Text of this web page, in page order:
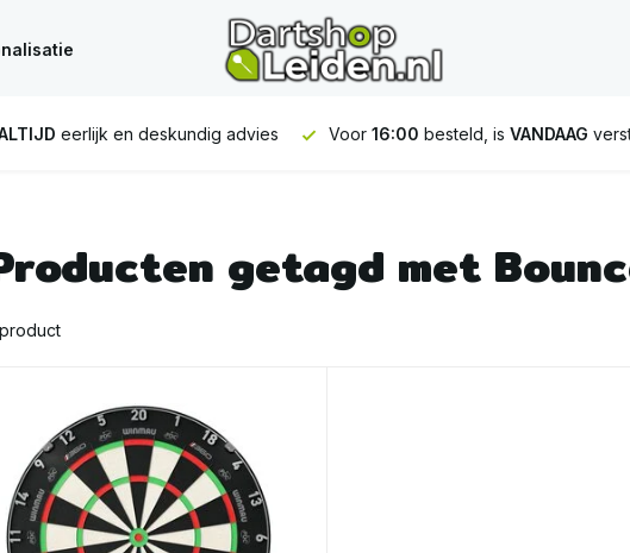
eerlijk en deskundig advies Voor 16:00 besteld, is VANDAAG
getagd met